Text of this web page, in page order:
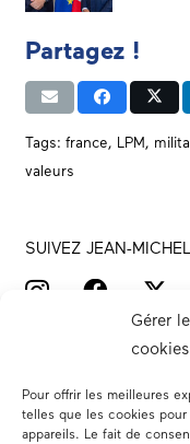
Gérer
cookies
Pour offrir les meilleures
telles que les cookies
appareils. Le fait de
Partagez !
Tags: france, LPM,
valeurs
SUIVEZ JEAN-